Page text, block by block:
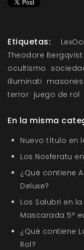
Etiquetas:
Theodore Bergqvist
ocultismo
Illuminati masones
terror juego de rol
En la misma
Nuevo título en
Los Nosferatu
¿Qué contiene
Deluxe?
Los Salubri en
Mascarada 5ª
¿Qué contiene
Rol?